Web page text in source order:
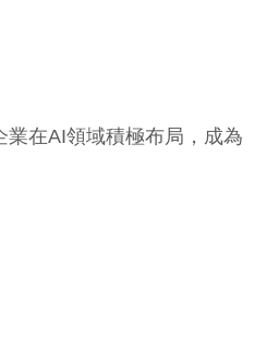
業在AI領域積極布局，成為